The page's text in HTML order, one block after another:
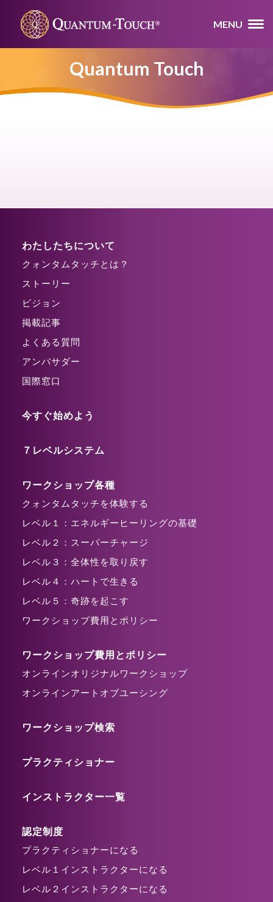
MENU
Quantum Touch
わたしたちについて
クォンタムタッチとは？
ストーリー
ビジョン
掲載記事
よくある質問
アンバサダー
国際窓口
今すぐ始めよう
７レベルシステム
ワークショップ各種
クォンタムタッチを体験する
レベル１：エネルギーヒーリングの基礎
レベル２：スーパーチャージ
レベル３：全体性を取り戻す
レベル４：ハートで生きる
レベル５：奇跡を起こす
ワークショップ費用とポリシー
ワークショップ費用とポリシー
オンラインオリジナルワークショップ
オンラインアートオブユーシング
ワークショップ検索
プラクティショナー
インストラクター一覧
認定制度
プラクティショナーになる
レベル１インストラクターになる
レベル２インストラクターになる